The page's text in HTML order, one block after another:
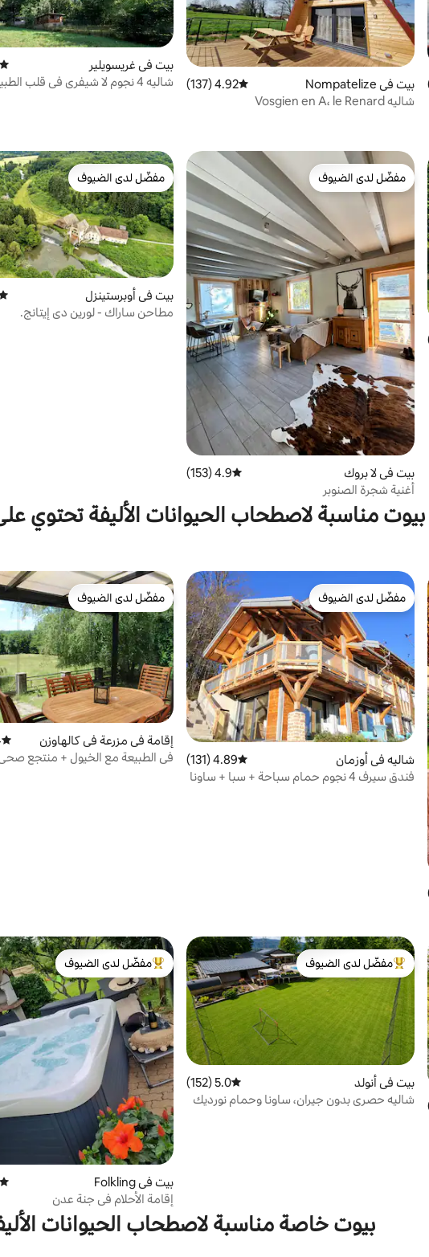
مراجعاتبيت في Nompatelize متوسط التقييم 4.92 من 5، 137 مراجعات
4.92 (137)
شاليه Vosgien en A، le Renard
بيت في غريسويلير
شاليه 4 نجوم لا شيفري في قلب الطبيعة
مفضّل لدى الضيوف
مفضّل لدى الضيوف
بيت في لا بروك متوسط التقييم 4.9 من 5، 153 مراجعات
4.9 (153)
أغنية شجرة الصنوبر
مفضّل لدى الضيوف
مفضّل لدى الضيوف
بيت في أوبرستينزل
مطاحن ساراك - لورين دي إيتانج.
بيوت مناسبة لاصطحاب الحيوانات الأليفة تحتوي
مفضّل لدى الضيوف
مفضّل لدى الضيوف
شاليه في أوزمان متوسط التقييم 4.89 من 5، 131 مراجعات
4.89 (131)
فندق سيرف 4 نجوم حمام سباحة + سبا + ساونا
مفضّل لدى الضيوف
مفضّل لدى الضيوف
إقامة في مزرعة في كالهاوزن
في الطبيعة مع الخيول + منتجع
من أبرز البيوت المفضّلة لدى الضيوف
مفضّل لدى الضيوف
بيت في أنولد متوسط التقييم 5.0 من 5، 152 مراجعات
5.0 (152)
شاليه حصري بدون جيران، ساونا وحمام نورديك
من أبرز البيوت المفضّلة لدى الضيوف
مفضّل لدى الضيوف
بيت في Folkling
إقامة الأحلام في جنة عدن
بيوت خاصة مناسبة لاصطحاب الحيوانات